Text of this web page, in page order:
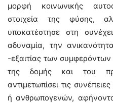
μορφή κοινωνικής
στοιχεία της φύσης,
υποκατέστησε στη
αδυναμία, την
-εξαιτίας των συμφερόντων
της δομής και του
αντιμετωπίσει τις
ή ανθρωπογενών,